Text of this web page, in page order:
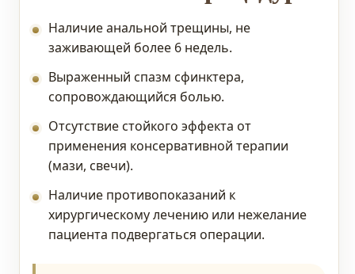
Наличие анальной трещины, не
заживающей более 6 недель.
Выраженный спазм сфинктера,
сопровождающийся болью.
Отсутствие стойкого эффекта от
применения консервативной терапии
(мази, свечи).
Наличие противопоказаний к
хирургическому лечению или нежелание
пациента подвергаться операции.